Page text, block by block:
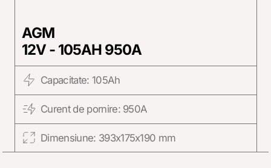
AGM
12V - 105AH 950A
Capacitate: 105Ah
Curent de pornire: 950A
Dimensiune: 393x175x190 mm